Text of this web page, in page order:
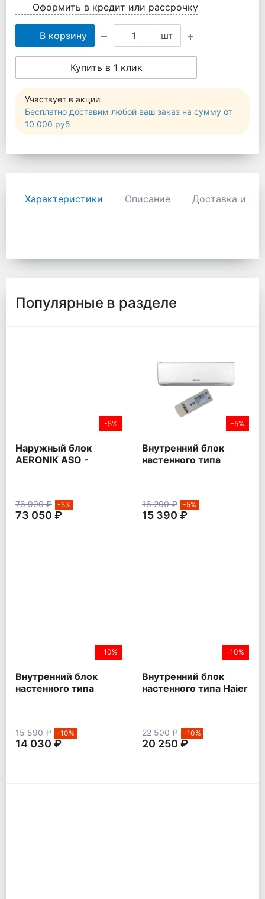
Оформить в кредит или рассрочку
В корзину шт
Купить в 1 клик
Участвует в акции
Бесплатно доставим любой ваш заказ на сумму от
10 000 руб
Характеристики Описание Доставка и
Популярные в разделе
-5%
Наружный блок
AERONIK ASO -
76 900 ₽ -5%
73 050 ₽
-5%
Внутренний блок
настенного типа
16 200 ₽ -5%
15 390 ₽
-10%
Внутренний блок
настенного типа
15 590 ₽ -10%
14 030 ₽
-10%
Внутренний блок
настенного типа Haier
22 500 ₽ -10%
20 250 ₽